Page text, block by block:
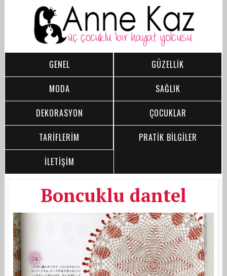
GENEL
GÜZELLİK
MODA
SAĞLIK
DEKORASYON
ÇOCUKLAR
TARİFLERİM
PRATİK BİLGİLER
İLETİŞİM
Boncuklu dantel